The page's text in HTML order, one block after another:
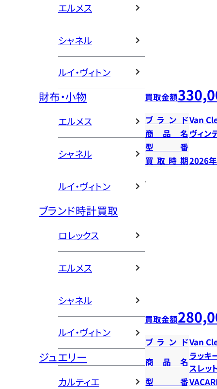
エルメス
シャネル
ルイ・ヴィトン
財布・小物
エルメス
シャネル
ルイ・ヴィトン
ブランド時計買取
ロレックス
エルメス
シャネル
ルイ・ヴィトン
ジュエリー
カルティエ
買取金額
ブランドVan
商品名 ヴィン
型番
買取時期2026
買取金額
ブランドVan
商品名
ラッキ
スレッ
型番